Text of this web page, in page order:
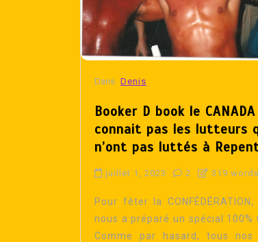
Dans Denis
Booker D book le
connait pas les lutteurs
n’ont pas luttés à
juillet 1, 2023 2 319 words
Pour fêter la
nous a préparé un spécial 100%
Comme par hasard, tous nos